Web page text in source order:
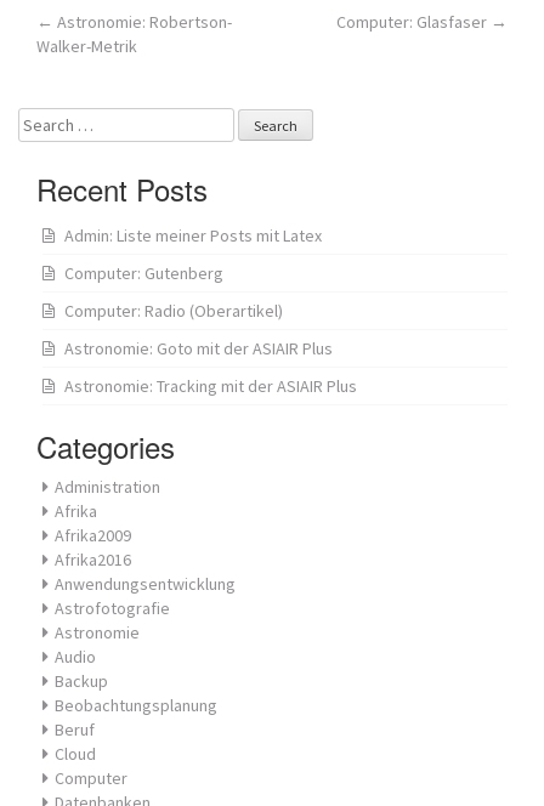
Post
← Astronomie: Robertson-
Walker-Metrik
Computer: Glasfaser →
Search
for:
Recent Posts
Admin: Liste meiner Posts mit Latex
Computer: Gutenberg
Computer: Radio (Oberartikel)
Astronomie: Goto mit der ASIAIR Plus
Astronomie: Tracking mit der ASIAIR Plus
Categories
Administration
Afrika
Afrika2009
Afrika2016
Anwendungsentwicklung
Astrofotografie
Astronomie
Audio
Backup
Beobachtungsplanung
Beruf
Cloud
Computer